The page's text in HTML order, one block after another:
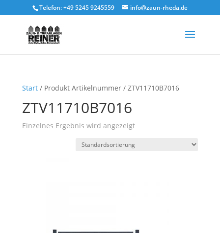
Telefon: +49 5245 9245559 info@zaun-rheda.de
Start/ Produkt Artikelnummer / ZTV11710B7016
ZTV11710B7016
Einzelnes Ergebnis wird angezeigt